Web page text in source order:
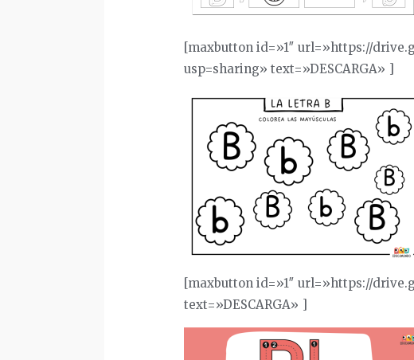
[maxbutton id=»1″ url=»https://
usp=sharing» text=»DESCARGA» ]
[maxbutton id=»1″ url=»https://
text=»DESCARGA» ]